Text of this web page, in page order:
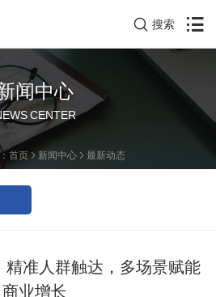
搜索
闻中心
CENTER
首页 新闻中心 最新动态
准人群触达，多场景赋能
商业增长